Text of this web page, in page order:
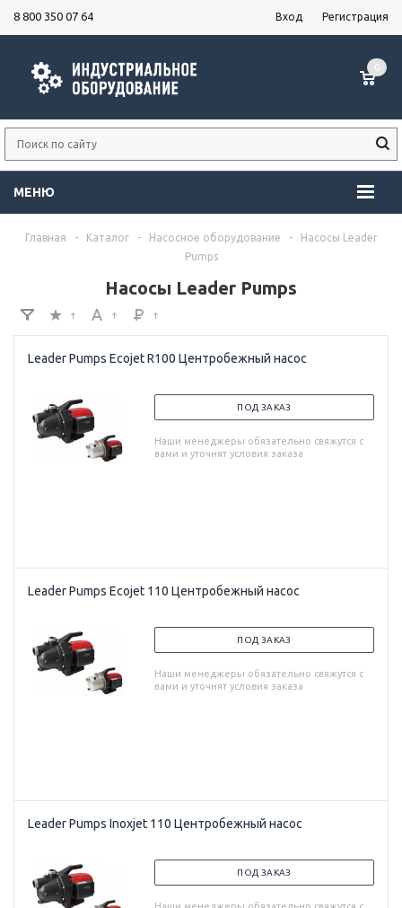
8 800 350 07 64 Вход Регистрация
МЕНЮ
0
Главная - Каталог - Насосное оборудование -
Насосы Leader
Pumps
Насосы Leader Pumps
Leader Pumps Ecojet R100 Центробежный насос
ПОД ЗАКАЗ
Наши менеджеры обязательно свяжутся с
вами и уточнят условия заказа
Leader Pumps Ecojet 110 Центробежный насос
ПОД ЗАКАЗ
Наши менеджеры обязательно свяжутся с
вами и уточнят условия заказа
Leader Pumps Inoxjet 110 Центробежный насос
ПОД ЗАКАЗ